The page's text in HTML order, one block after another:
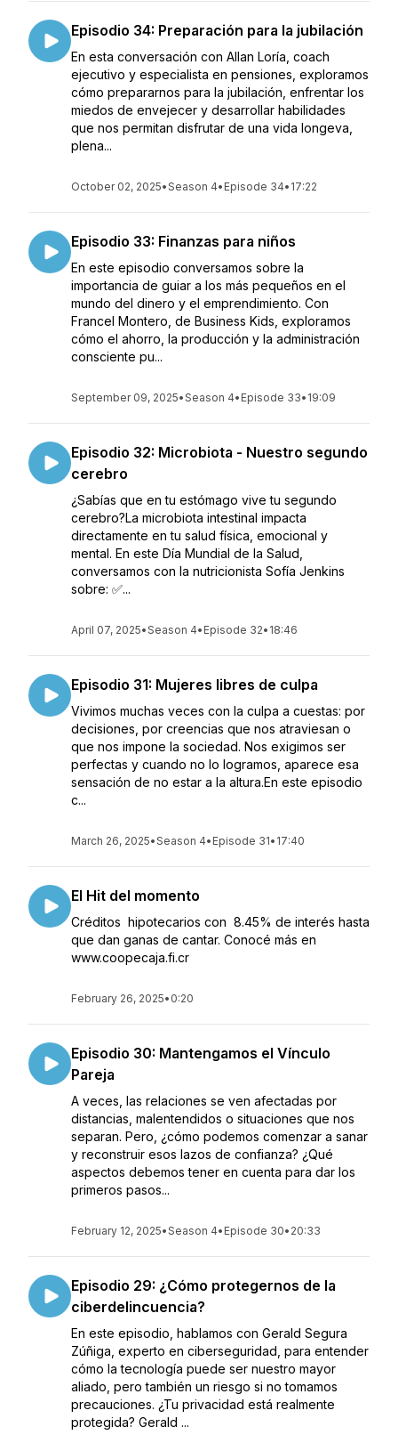
Episodio 34: Preparación para la jubilación
En esta conversación con Allan Loría, coach
ejecutivo y especialista en pensiones, exploramos
cómo prepararnos para la jubilación, enfrentar los
miedos de envejecer y desarrollar habilidades
que nos permitan disfrutar de una vida longeva,
plena...
October 02, 2025•Season 4• Episode 34• 17:22
Episodio 33: Finanzas para niños
En este episodio conversamos sobre la
importancia de guiar a los más pequeños en el
mundo del dinero y el emprendimiento. Con
Francel Montero, de Business Kids, exploramos
cómo el ahorro, la producción y la administración
consciente pu...
September 09, 2025•Season 4• Episode 33• 19:09
Episodio 32: Microbiota - Nuestro segundo
cerebro
¿Sabías que en tu estómago vive tu segundo
cerebro?La microbiota intestinal impacta
directamente en tu salud física, emocional y
mental. En este Día Mundial de la Salud,
conversamos con la nutricionista Sofía Jenkins
sobre: ✅...
April 07, 2025•Season 4• Episode 32• 18:46
Episodio 31: Mujeres libres de culpa
Vivimos muchas veces con la culpa a cuestas: por
decisiones, por creencias que nos atraviesan o
que nos impone la sociedad. Nos exigimos ser
perfectas y cuando no lo logramos, aparece esa
sensación de no estar a la altura.En este episodio
c...
March 26, 2025•Season 4• Episode 31• 17:40
El Hit del momento
Créditos hipotecarios con 8.45% de interés hasta
que dan ganas de cantar. Conocé más en
www.coopecaja.fi.cr
February 26, 2025• 0:20
Episodio 30: Mantengamos el Vínculo
Pareja
A veces, las relaciones se ven afectadas por
distancias, malentendidos o situaciones que nos
separan. Pero, ¿cómo podemos comenzar a sanar
y reconstruir esos lazos de confianza? ¿Qué
aspectos debemos tener en cuenta para dar los
primeros pasos...
February 12, 2025•Season 4• Episode 30• 20:33
Episodio 29: ¿Cómo protegernos de la
ciberdelincuencia?
En este episodio, hablamos con Gerald Segura
Zúñiga, experto en ciberseguridad, para entender
cómo la tecnología puede ser nuestro mayor
aliado, pero también un riesgo si no tomamos
precauciones. ¿Tu privacidad está realmente
protegida? Gerald ...